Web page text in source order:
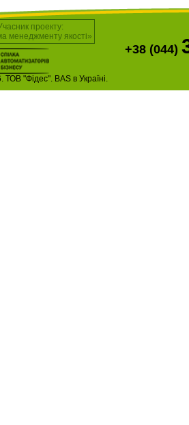
проекту:
менеджменту якості»
ТОВ "Фідес". BAS в Україні.
+38 (044)